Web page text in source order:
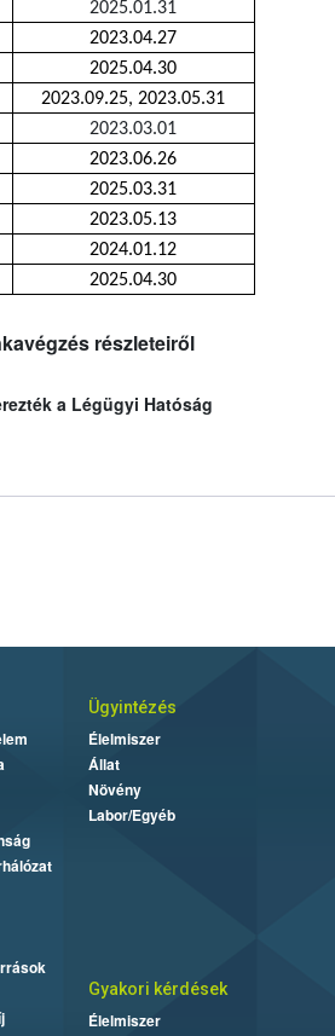
2025.01.31
2023.04.27
2025.04.30
2023.09.25, 2023.05.31
2023.03.01
2023.06.26
2025.03.31
2023.05.13
2024.01.12
2025.04.30
részleteiről
a Légügyi Hatóság
Ügyintézés
Élelmiszer
Állat
Növény
Labor/Egyéb
Gyakori kérdések
Élelmiszer